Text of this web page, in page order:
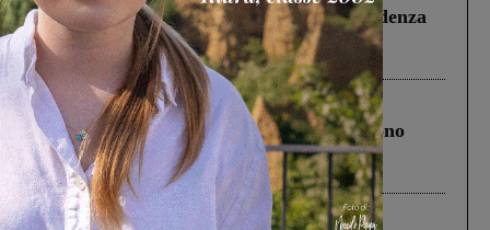
Piscina di Figline finanziata oltre la scadenza
Pnrr, il gruppo di Fratelli d’Italia: “Un
ringraziamento al Governo”
Cronaca 4 Agosto 2026
Un anno fa la strage in A1 in cui morirono
Gianni, Giulia e Franco. Lo schianto, il
processo, lo stop ai sorpassi fra tir....
Cronaca 3 Agosto 2026